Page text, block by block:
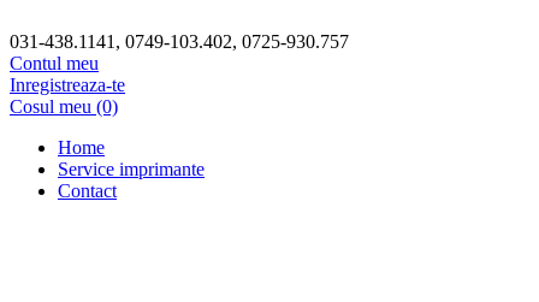
031-438.1141, 0749-103.402, 0725-930.757
Contul meu
Inregistreaza-te
Cosul meu (0)
Home
Service imprimante
Contact